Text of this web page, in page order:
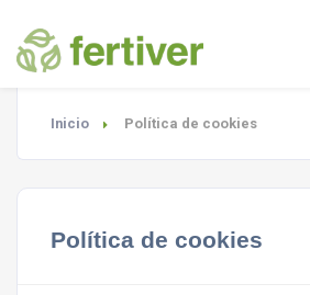
Inicio Política de cookies
Política de cookies